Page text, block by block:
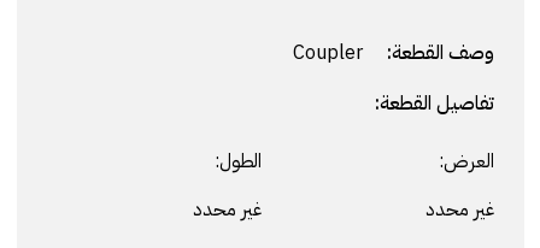
وصف القطعة:
Coupler
تفاصيل القطعة:
العرض:
غير محدد
الطول:
غير محدد